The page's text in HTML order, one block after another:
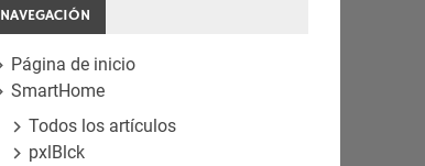
NAVEGACIÓN
Página de inicio
SmartHome
Todos los artículos
pxlBlck